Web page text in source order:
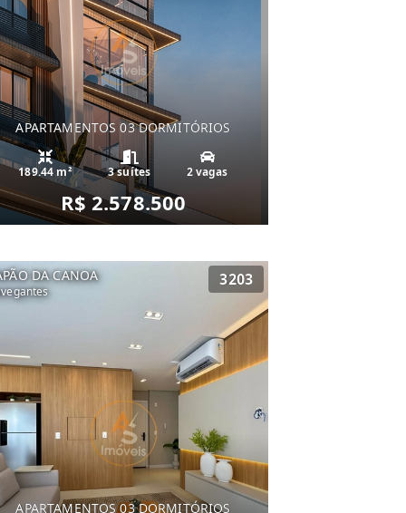
APARTAMENTOS 03 DORMITÓRIOS
189.44 m² 3 suítes 2 vagas
R$ 2.578.500
DA CANOA 3203
APARTAMENTOS 03 DORMITÓRIOS